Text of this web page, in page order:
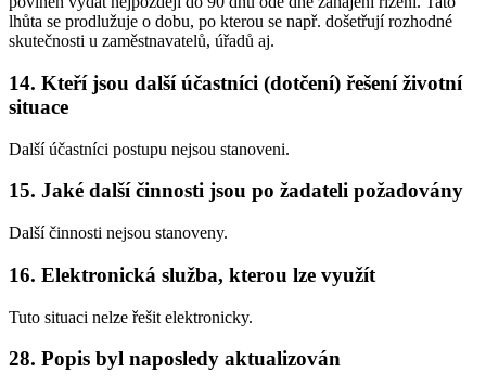
lhůta se prodlužuje o dobu, po kterou se např. došetřují rozhodné
skutečnosti u zaměstnavatelů, úřadů aj.
14. Kteří jsou další účastníci (dotčení) řešení životní
situace
Další účastníci postupu nejsou stanoveni.
15. Jaké další činnosti jsou po žadateli požadovány
Další činnosti nejsou stanoveny.
16. Elektronická služba, kterou lze využít
Tuto situaci nelze řešit elektronicky.
28. Popis byl naposledy aktualizován